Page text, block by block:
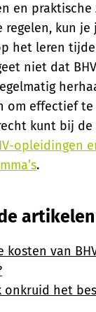
en praktische
regelen, kun je
het leren
niet dat
om effectief
kunt bij de
opleidingen
.
artikelen
kosten van
onkruid het